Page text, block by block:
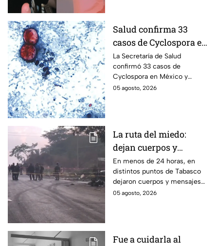
Salud confirma 33
casos de Cyclospora en
México: ¿en qué estado
se reportan los brotes
de diarrea explosiva?
La Secretaría de Salud
confirmó 33 casos de
Cyclospora en México y
mantiene investigaciones en
05 agosto, 2026
La ruta del miedo:
dejan cuerpos y
mensajes criminales
en carreteras de
Tabasco en un solo día
En menos de 24 horas, en
distintos puntos de Tabasco
dejaron cuerpos y mensajes
criminales en varias carreteras
05 agosto, 2026
Fue a cuidarla al